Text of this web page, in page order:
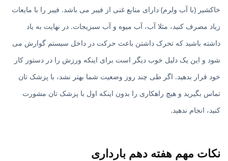
خاکشیر (با آب ولرم) دارای منابع غنی از فیبر می باشد. فیبر را با مایعات
زیاد مصرف کنید، مثلا آب، آب میوه و آب سبزیجات. در نهایت به یاد
داشته باشید که تحرک داشتن باعث حرکت در داخل سیستم گوارش می
شود و این یک دلیل خوب دیگر است برای اینکه ورزش را در دستور کار
خود قرار بدهید. اگر طی چند روز وضعیت شما بهتر نشد، با پزشک تان
تماس بگیرید و هیچ راهکاری را بدون اینکه اول با پزشک تان مشورت
کنید، انجام ندهید.
نکات مهم هفته دهم بارداری